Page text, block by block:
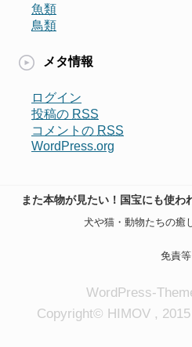
魚類
鳥類
メタ情報
ログイン
投稿の RSS
コメントの RSS
WordPress.org
また本物が見たい！国宝にも使
犬や猫・動物たちの癒
免責等
WordPress-
Copyright© HIMOV ,